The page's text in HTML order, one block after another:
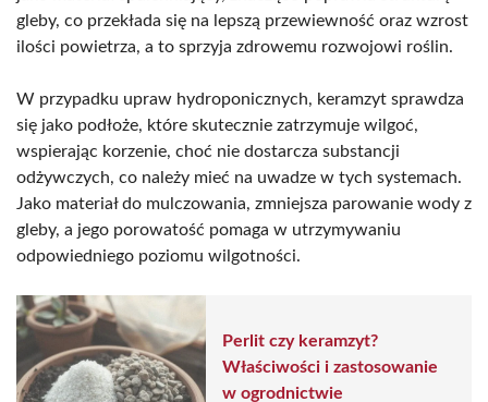
gleby, co przekłada się na lepszą przewiewność oraz wzrost
ilości powietrza, a to sprzyja zdrowemu rozwojowi roślin.
W przypadku upraw hydroponicznych, keramzyt sprawdza
się jako podłoże, które skutecznie zatrzymuje wilgoć,
wspierając korzenie, choć nie dostarcza substancji
odżywczych, co należy mieć na uwadze w tych systemach.
Jako materiał do mulczowania, zmniejsza parowanie wody z
gleby, a jego porowatość pomaga w utrzymywaniu
odpowiedniego poziomu wilgotności.
Perlit czy keramzyt?
Właściwości i zastosowanie
w ogrodnictwie